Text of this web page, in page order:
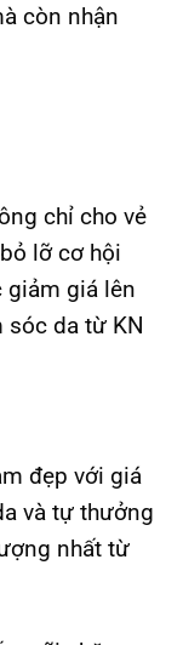
còn nhận
chỉ cho vẻ
lỡ cơ hội
giảm giá lên
sóc da từ KN
đẹp với giá
và tự thưởng
nhất từ